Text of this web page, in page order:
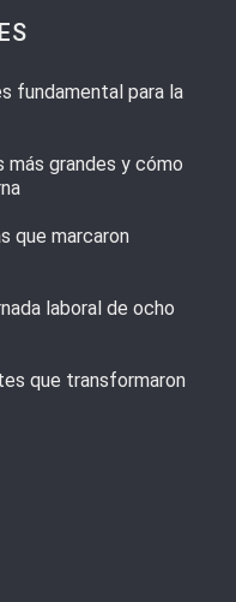
fundamental para la
más grandes y cómo
que marcaron
laboral de ocho
que transformaron